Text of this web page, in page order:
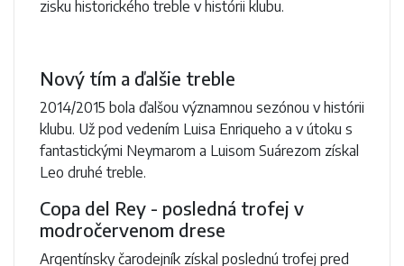
zisku historického treble v histórii klubu.
Nový tím a ďalšie treble
2014/2015 bola ďalšou významnou sezónou v histórii
klubu. Už pod vedením Luisa Enriqueho a v útoku s
fantastickými Neymarom a Luisom Suárezom získal
Leo druhé treble.
Copa del Rey - posledná trofej v
modročervenom drese
Argentínsky čarodejník získal poslednú trofej pred